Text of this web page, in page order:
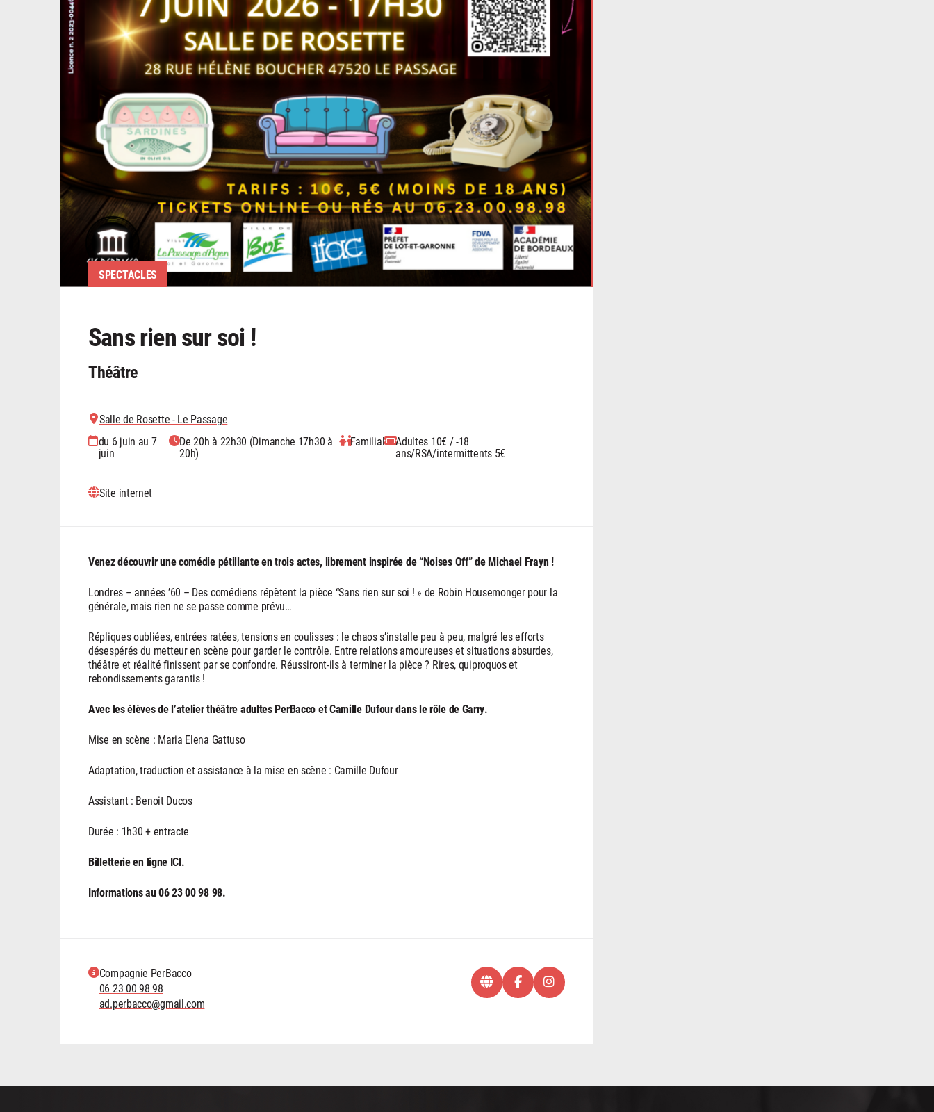
SPECTACLES
Sans rien sur soi !
Théâtre
Salle de Rosette - Le Passage
du 6 juin au 7
juin
De 20h à 22h30 (Dimanche 17h30 à
20h)
Familial
Adultes 10€ / -18
ans/RSA/intermittents 5€
Site internet
Venez découvrir une comédie pétillante en trois actes, librement inspirée de “Noises Off” de Michael Frayn !
Londres – années ’60 – Des comédiens répètent la pièce “Sans rien sur soi ! » de Robin Housemonger pour la
générale, mais rien ne se passe comme prévu…
Répliques oubliées, entrées ratées, tensions en coulisses : le chaos s’installe peu à peu, malgré les efforts
désespérés du metteur en scène pour garder le contrôle. Entre relations amoureuses et situations absurdes,
théâtre et réalité finissent par se confondre. Réussiront-ils à terminer la pièce ? Rires, quiproquos et
rebondissements garantis !
Avec les élèves de l’atelier théâtre adultes PerBacco et Camille Dufour dans le rôle de Garry.
Mise en scène : Maria Elena Gattuso
Adaptation, traduction et assistance à la mise en scène : Camille Dufour
Assistant : Benoit Ducos
Durée : 1h30 + entracte
Billetterie en ligne ICI.
Informations au 06 23 00 98 98.
Compagnie PerBacco
06 23 00 98 98
ad.perbacco@gmail.com